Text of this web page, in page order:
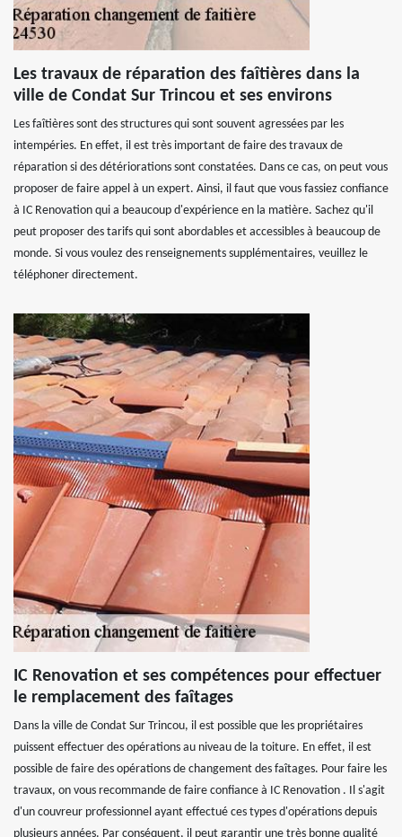
Les travaux de réparation des faîtières dans la
ville de Condat Sur Trincou et ses environs
Les faîtières sont des structures qui sont souvent agressées par les
intempéries. En effet, il est très important de faire des travaux de
réparation si des détériorations sont constatées. Dans ce cas, on peut vous
proposer de faire appel à un expert. Ainsi, il faut que vous fassiez confiance
à IC Renovation qui a beaucoup d'expérience en la matière. Sachez qu'il
peut proposer des tarifs qui sont abordables et accessibles à beaucoup de
monde. Si vous voulez des renseignements supplémentaires, veuillez le
téléphoner directement.
IC Renovation et ses compétences pour effectuer
le remplacement des faîtages
Dans la ville de Condat Sur Trincou, il est possible que les propriétaires
puissent effectuer des opérations au niveau de la toiture. En effet, il est
possible de faire des opérations de changement des faîtages. Pour faire les
travaux, on vous recommande de faire confiance à IC Renovation . Il s'agit
d'un couvreur professionnel ayant effectué ces types d'opérations depuis
plusieurs années. Par conséquent, il peut garantir une très bonne qualité